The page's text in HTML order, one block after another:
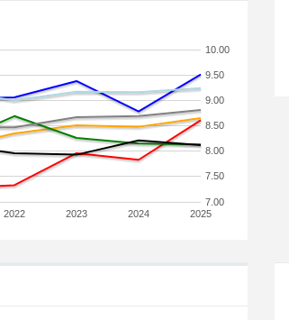
2022 2023 2024 2025
7.00
7.50
8.00
8.50
9.00
9.50
10.00